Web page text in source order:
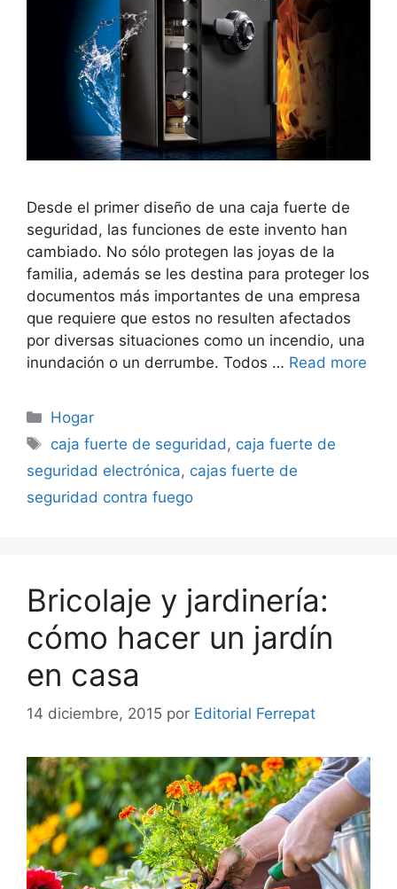
Desde el primer diseño de una caja fuerte de
seguridad, las funciones de este invento han
cambiado. No sólo protegen las joyas de la
familia, además se les destina para proteger los
documentos más importantes de una empresa
que requiere que estos no resulten afectados
por diversas situaciones como un incendio, una
inundación o un derrumbe. Todos … Read more
Categorías
Hogar
Etiquetas
caja fuerte de seguridad , caja fuerte de
seguridad electrónica, cajas fuerte de
seguridad contra fuego
Bricolaje y jardinería:
cómo hacer un jardín
en casa
14 diciembre, 2015 por Editorial Ferrepat